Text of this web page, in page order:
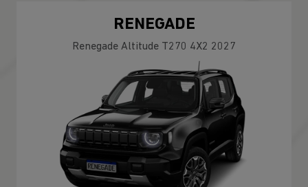
RENEGADE
Renegade Altitude T270 4X2 2027